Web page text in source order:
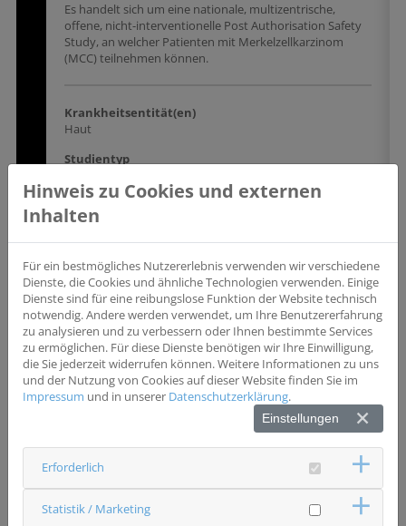
Es handelt sich um eine nationale, multizentrische,
offene, nicht-interventionelle Post Authorisation Safety
Study, an welcher Patienten mit Merkelzellkarzinom
(MCC) teilnehmen können.
Krankheitsentität(en)
Haut
Studientyp
Wesentliche Einschlusskriterien
*Diagnose eines Merkelzellkarzinoms
Wesentliche Ausschlusskriterien
*Für diese Studie wurden keine Ausschlusskriterien
definiert
Status
rekrutierend
Ansprechpartner & Kontakt
Studienzentrale
0941 9441639
Hinweis zu Cookies und externen
Inhalten
Für ein bestmögliches Nutzererlebnis verwenden wir verschiedene
Dienste, die Cookies und ähnliche Technologien verwenden. Einige
Dienste sind für eine reibungslose Funktion der Website technisch
notwendig. Andere werden verwendet, um Ihre Benutzererfahrung
zu analysieren und zu verbessern oder Ihnen bestimmte Services
zu ermöglichen. Für diese Dienste benötigen wir Ihre Einwilligung,
die Sie jederzeit widerrufen können. Weitere Informationen zu uns
und der Nutzung von Cookies auf dieser Website finden Sie im
Impressum und in unserer Datenschutzerklärung.
Einstellungen
Erforderlich
Statistik / Marketing